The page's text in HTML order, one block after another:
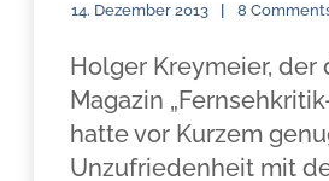
14. Dezember 2013 8
Holger Kreymeier, der
Magazin
hatte vor Kurzem
Unzufriedenheit mit